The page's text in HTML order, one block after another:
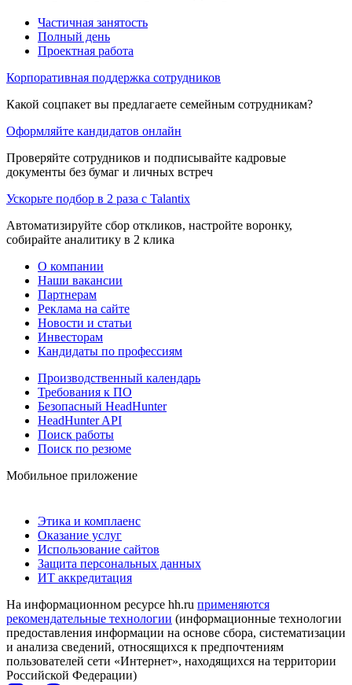
Частичная занятость
Полный день
Проектная работа
Корпоративная поддержка сотрудников
Какой соцпакет вы предлагаете семейным сотрудникам?
Оформляйте кандидатов онлайн
Проверяйте сотрудников и подписывайте кадровые
документы без бумаг и личных встреч
Ускорьте подбор в 2 раза с Talantix
Автоматизируйте сбор откликов, настройте воронку,
собирайте аналитику в 2 клика
О компании
Наши вакансии
Партнерам
Реклама на сайте
Новости и статьи
Инвесторам
Кандидаты по профессиям
Производственный календарь
Требования к ПО
Безопасный HeadHunter
HeadHunter API
Поиск работы
Поиск по резюме
Мобильное приложение
Этика и комплаенс
Оказание услуг
Использование сайтов
Защита персональных данных
ИТ аккредитация
На информационном ресурсе hh.ru применяются
рекомендательные технологии (информационные технологии
предоставления информации на основе сбора, систематизации
и анализа сведений, относящихся к предпочтениям
пользователей сети «Интернет», находящихся на территории
Российской Федерации)